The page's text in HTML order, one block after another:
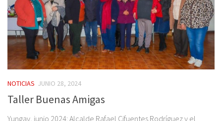
NOTICIAS JUNIO 28, 2024
Taller Buenas Amigas
Yungay, junio 2024: Alcalde Rafael Cifuentes Rodríguez y el